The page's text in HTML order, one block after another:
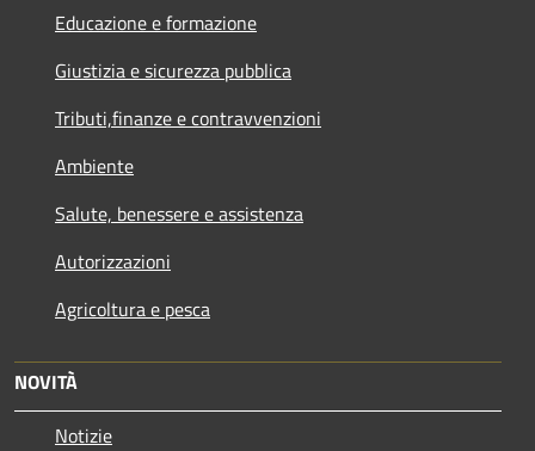
Educazione e formazione
Giustizia e sicurezza pubblica
Tributi,finanze e contravvenzioni
Ambiente
Salute, benessere e assistenza
Autorizzazioni
Agricoltura e pesca
NOVITÀ
Notizie